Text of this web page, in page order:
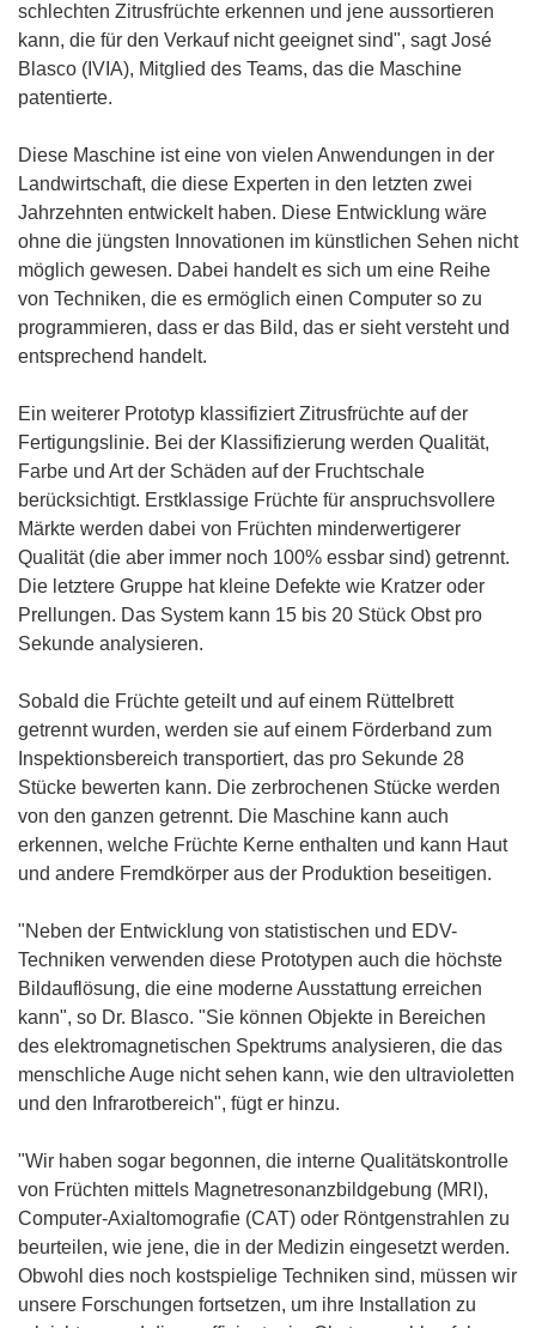
schlechten Zitrusfrüchte erkennen und jene aussortieren
kann, die für den Verkauf nicht geeignet sind", sagt José
Blasco (IVIA), Mitglied des Teams, das die Maschine
patentierte.
Diese Maschine ist eine von vielen Anwendungen in der
Landwirtschaft, die diese Experten in den letzten zwei
Jahrzehnten entwickelt haben. Diese Entwicklung wäre
ohne die jüngsten Innovationen im künstlichen Sehen nicht
möglich gewesen. Dabei handelt es sich um eine Reihe
von Techniken, die es ermöglich einen Computer so zu
programmieren, dass er das Bild, das er sieht versteht und
entsprechend handelt.
Ein weiterer Prototyp klassifiziert Zitrusfrüchte auf der
Fertigungslinie. Bei der Klassifizierung werden Qualität,
Farbe und Art der Schäden auf der Fruchtschale
berücksichtigt. Erstklassige Früchte für anspruchsvollere
Märkte werden dabei von Früchten minderwertigerer
Qualität (die aber immer noch 100% essbar sind) getrennt.
Die letztere Gruppe hat kleine Defekte wie Kratzer oder
Prellungen. Das System kann 15 bis 20 Stück Obst pro
Sekunde analysieren.
Sobald die Früchte geteilt und auf einem Rüttelbrett
getrennt wurden, werden sie auf einem Förderband zum
Inspektionsbereich transportiert, das pro Sekunde 28
Stücke bewerten kann. Die zerbrochenen Stücke werden
von den ganzen getrennt. Die Maschine kann auch
erkennen, welche Früchte Kerne enthalten und kann Haut
und andere Fremdkörper aus der Produktion beseitigen.
"Neben der Entwicklung von statistischen und EDV-
Techniken verwenden diese Prototypen auch die höchste
Bildauflösung, die eine moderne Ausstattung erreichen
kann", so Dr. Blasco. "Sie können Objekte in Bereichen
des elektromagnetischen Spektrums analysieren, die das
menschliche Auge nicht sehen kann, wie den ultravioletten
und den Infrarotbereich", fügt er hinzu.
"Wir haben sogar begonnen, die interne Qualitätskontrolle
von Früchten mittels Magnetresonanzbildgebung (MRI),
Computer-Axialtomografie (CAT) oder Röntgenstrahlen zu
beurteilen, wie jene, die in der Medizin eingesetzt werden.
Obwohl dies noch kostspielige Techniken sind, müssen wir
unsere Forschungen fortsetzen, um ihre Installation zu